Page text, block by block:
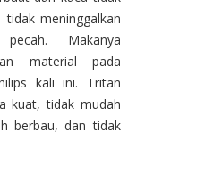
meninggalkan
pecah. Makanya
material pada
kali ini. Tritan
kuat, tidak mudah
berbau, dan tidak